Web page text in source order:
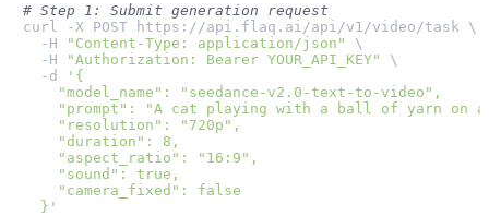
# Step 1: Submit generation request
curl -X POST https://api.flaq.ai/api/v1/video/task \
  -H
"Content-Type: application/json"
\
  -H
"Authorization: Bearer YOUR_API_KEY"
\
  -d
'{
    "model_name": "seedance-v2.0-text-to-video",
"prompt": "A cat playing with a ball of yarn on
    "resolution": "720p",
    "duration": 8,
    "aspect_ratio": "16:9",
    "sound": true,
    "camera_fixed": false
  }'